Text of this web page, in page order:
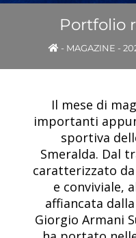
Portfolio
- MAGAZINE -
Il mese di
importanti
sportiva
Smeralda. Dal
caratterizzato
e conviviale,
affiancata
Giorgio Armani